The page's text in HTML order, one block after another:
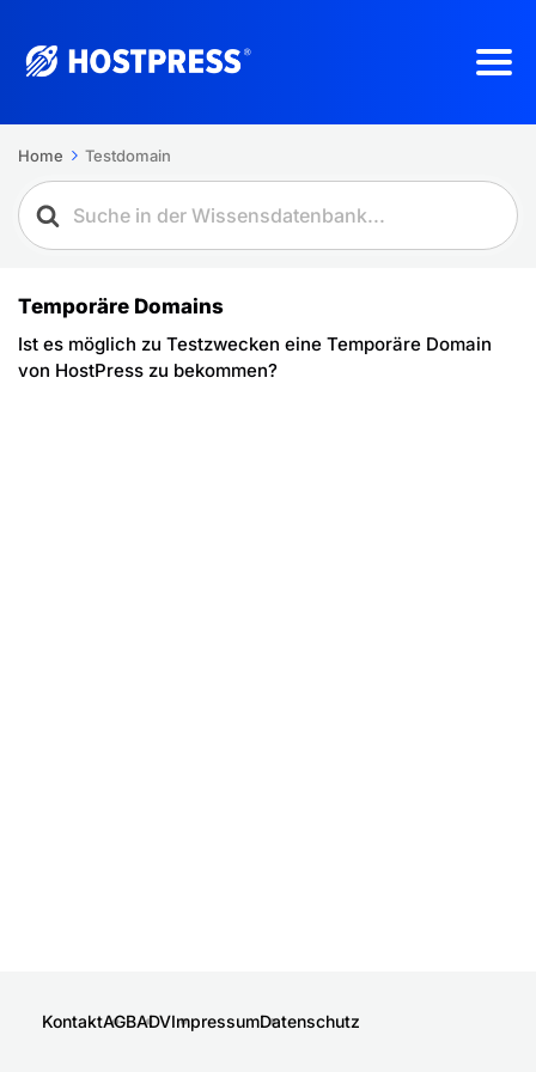
Home Testdomain
Temporäre Domains
Ist es möglich zu Testzwecken eine Temporäre Domain
von HostPress zu bekommen?
KontaktAGBADVImpressumDatenschutz